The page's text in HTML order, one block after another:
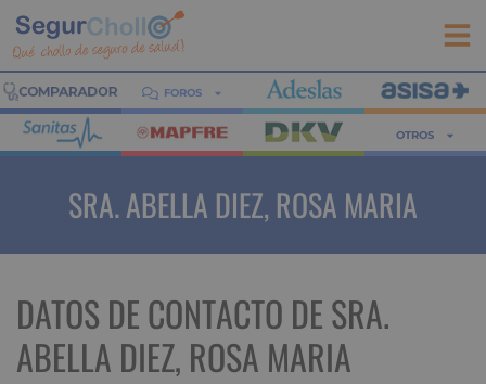
FOROS
OTROS
SRA. ABELLA DIEZ, ROSA MARIA
DATOS DE CONTACTO DE SRA.
ABELLA DIEZ, ROSA MARIA